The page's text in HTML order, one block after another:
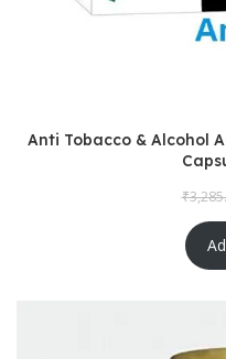
Anti Tobacco & Alcohol
₹